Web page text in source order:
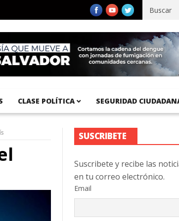
Internacional del Pacífico registra 92 % de
CLASE POLÍTICA SEGURIDAD
SUSCRIBETE
Suscribete y recibe las
en tu correo electrónico.
Email